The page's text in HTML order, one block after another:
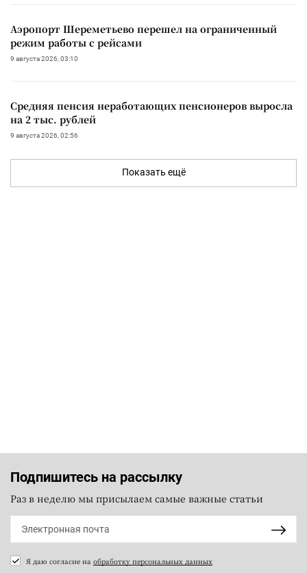
Аэропорт Шереметьево перешел на ограниченный
режим работы с рейсами
9 августа 2026, 03:10
Средняя пенсия неработающих пенсионеров выросла
на 2 тыс. рублей
9 августа 2026, 02:56
Показать ещё
Подпишитесь на рассылку
Раз в неделю мы присылаем самые важные статьи
Я даю согласие на обработку персональных данных